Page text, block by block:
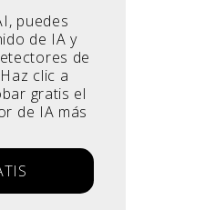
puedes
de IA y
de
clic a
gratis el
de IA más